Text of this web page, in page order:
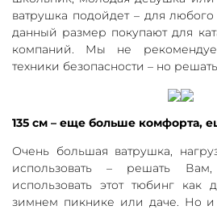
ватрушка подойдет – для
данный размер покупают для
компаний. Мы не
техники безопасности – но
135 см – еще больше комфорта,
Очень большая ватрушка,
использовать – решать
использовать этот тюбинг
зимнем пикнике или даче. Но и